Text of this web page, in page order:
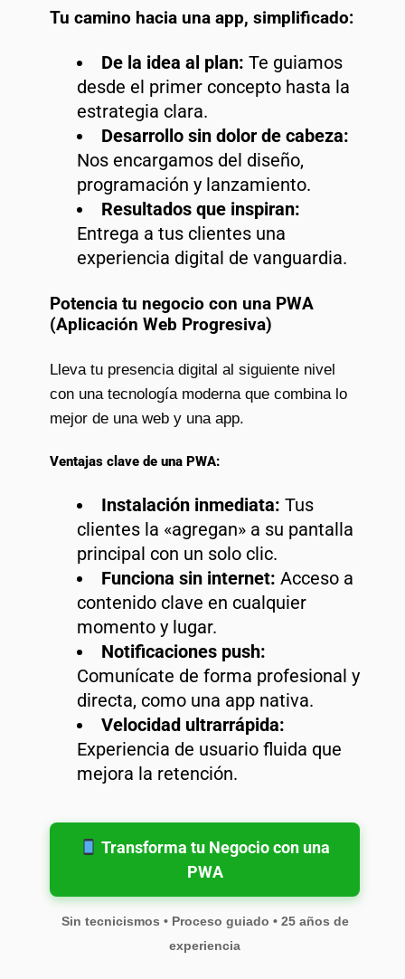
Tu camino hacia una app, simplificado:
De la idea al plan: Te guiamos
desde el primer concepto hasta la
estrategia clara.
Desarrollo sin dolor de cabeza:
Nos encargamos del diseño,
programación y lanzamiento.
Resultados que inspiran:
Entrega a tus clientes una
experiencia digital de vanguardia.
Potencia tu negocio con una PWA
(Aplicación Web Progresiva)
Lleva tu presencia digital al siguiente nivel
con una tecnología moderna que combina lo
mejor de una web y una app.
Ventajas clave de una PWA:
Instalación inmediata: Tus
clientes la «agregan» a su pantalla
principal con un solo clic.
Funciona sin internet: Acceso a
contenido clave en cualquier
momento y lugar.
Notificaciones push:
Comunícate de forma profesional y
directa, como una app nativa.
Velocidad ultrarrápida:
Experiencia de usuario fluida que
mejora la retención.
Transforma tu Negocio con una
PWA
Sin tecnicismos • Proceso guiado • 25 años de
experiencia